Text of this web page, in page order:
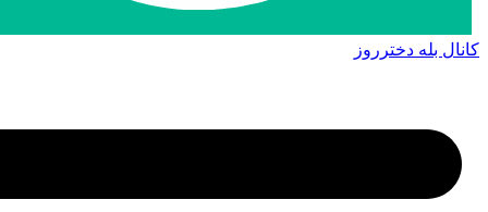
کانال بله دخترروز